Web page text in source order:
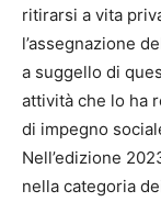
ritirarsi a vita
l’assegnazione
a suggello di
attività che lo ha
di impegno
Nell’edizione
nella categoria